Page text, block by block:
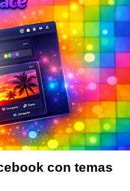
con temas